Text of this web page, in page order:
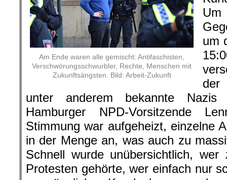
Am Ende waren alle gemischt: Antifaschisten,
Verschwörungsschwurbler, Rechte, Menschen mit
Zukunftsängsten. Bild: Arbeit-Zukunft
Um
um
der
unter anderem bekannte Nazis
Hamburger NPD-Vorsitzende
Stimmung war aufgeheizt, einzelne
in der Menge an, was auch zu
Schnell wurde unübersichtlich, wer
Protesten gehörte, wer einfach nur